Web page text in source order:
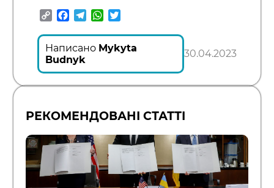
CopyFacebook
TelegramWhatsApp
Написано Mykyta
Budnyk
30.04.2023
РЕКОМЕНДОВАНІ СТАТТІ